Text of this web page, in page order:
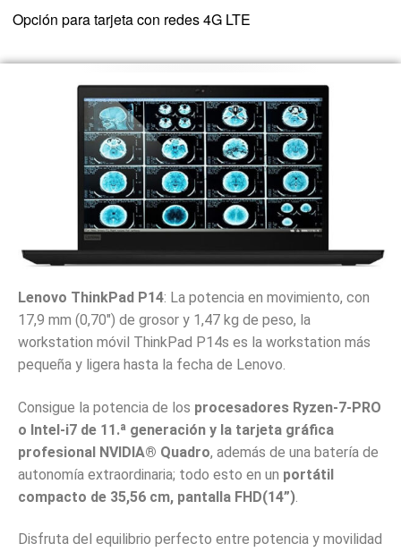
Opción para tarjeta con redes 4G LTE
Lenovo ThinkPad P14: La potencia en movimiento, con
17,9 mm (0,70″) de grosor y 1,47 kg de peso, la
workstation móvil ThinkPad P14s es la workstation más
pequeña y ligera hasta la fecha de Lenovo.
Consigue la potencia de los procesadores Ryzen-7-PRO
o Intel-i7 de 11.ª generación y la tarjeta gráfica
profesional NVIDIA® Quadro, además de una batería de
autonomía extraordinaria; todo esto en un portátil
compacto de 35,56 cm, pantalla FHD(14”)
Disfruta del equilibrio perfecto entre potencia y movilidad